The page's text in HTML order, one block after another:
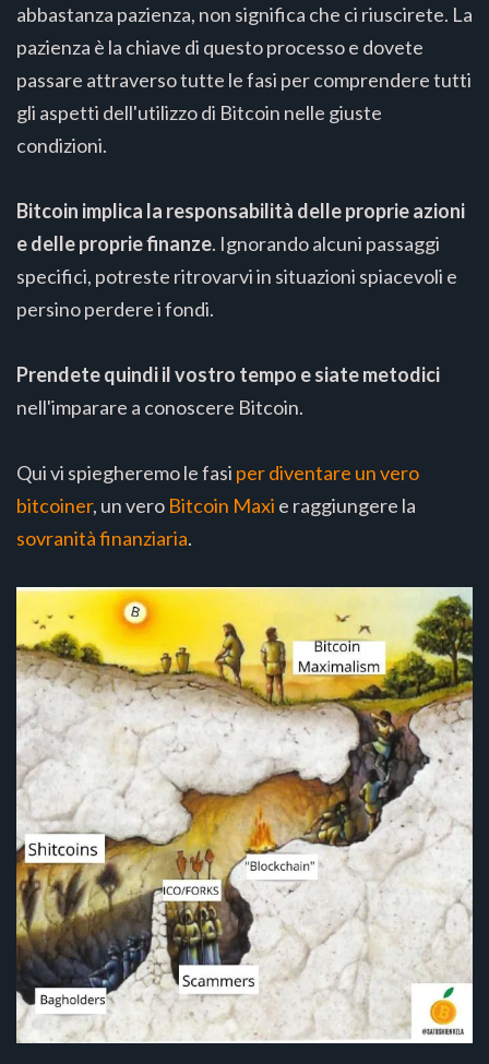
abbastanza pazienza, non significa che ci riuscirete. La
pazienza è la chiave di questo processo e dovete
passare attraverso tutte le fasi per comprendere tutti
gli aspetti dell'utilizzo di Bitcoin nelle giuste
condizioni.
Bitcoin implica la responsabilità delle proprie azioni
e delle proprie finanze. Ignorando alcuni passaggi
specifici, potreste ritrovarvi in situazioni spiacevoli e
persino perdere i fondi.
Prendete quindi il vostro tempo e siate metodici
nell'imparare a conoscere Bitcoin.
Qui vi spiegheremo le fasi per diventare un vero
bitcoiner, un vero Bitcoin Maxi e raggiungere la
sovranità finanziaria.